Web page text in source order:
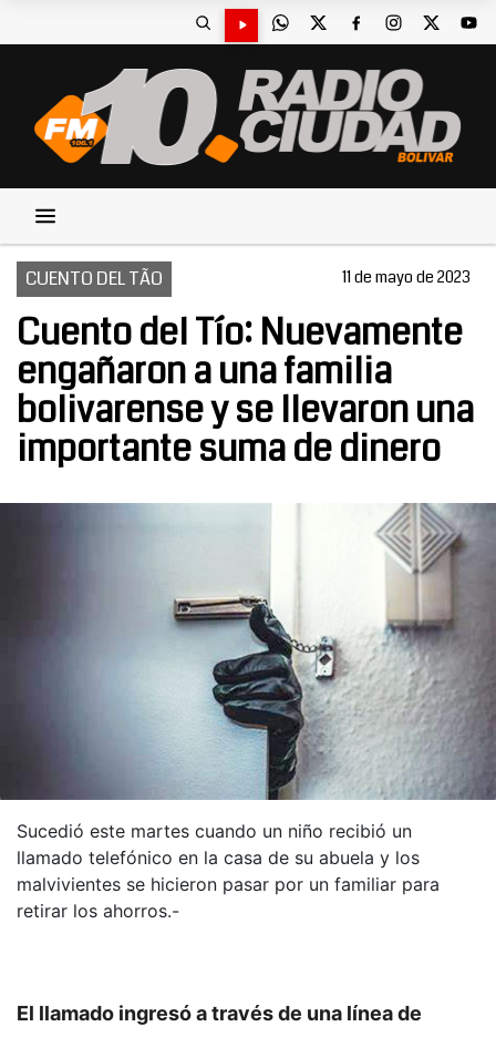
CUENTO DEL TÃ­O 11 de mayo de 2023
Cuento del Tío: Nuevamente
engañaron a una familia
bolivarense y se llevaron una
importante suma de dinero
Sucedió este martes cuando un niño recibió un
llamado telefónico en la casa de su abuela y los
malvivientes se hicieron pasar por un familiar para
retirar los ahorros.-
El llamado ingresó a través de una línea de